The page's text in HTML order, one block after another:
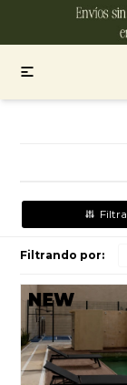

Filtrando por: